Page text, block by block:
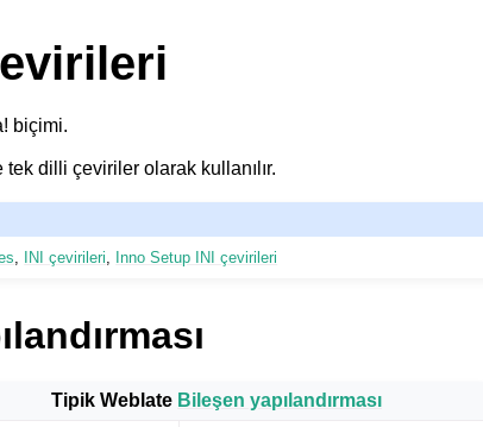
biçimi.
dilli çeviriler olarak kullanılır.
INI çevirileri Inno Setup INI çevirileri
Tipik Weblate Bileşen yapılandırması